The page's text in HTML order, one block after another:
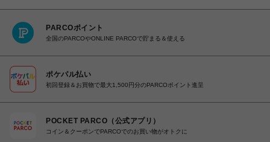
PARCOポイント
全国のPARCOやONLINE PARCOで貯まる＆使える
ポケパル払い
初回登録＆お買物で最大1,500円分のPARCOポイント進呈
POCKET PARCO（公式アプリ）
コイン＆クーポンでPARCOでのお買い物がオトクに